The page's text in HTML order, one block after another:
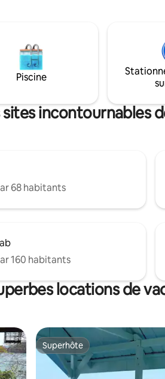
%
sur
de vacances idéal pour la
amis.
Piscine
incontournables
68 habitants
160 habitants
locations de
Superhôte
Superhôte